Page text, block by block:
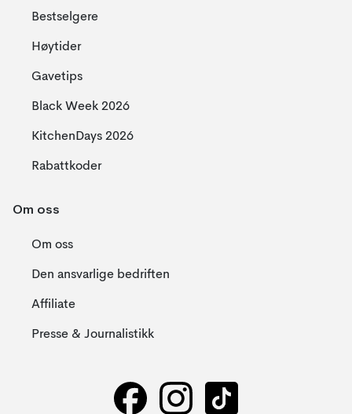
Bestselgere
Høytider
Gavetips
Black Week 2026
KitchenDays 2026
Rabattkoder
Om oss
Om oss
Den ansvarlige bedriften
Affiliate
Presse & Journalistikk